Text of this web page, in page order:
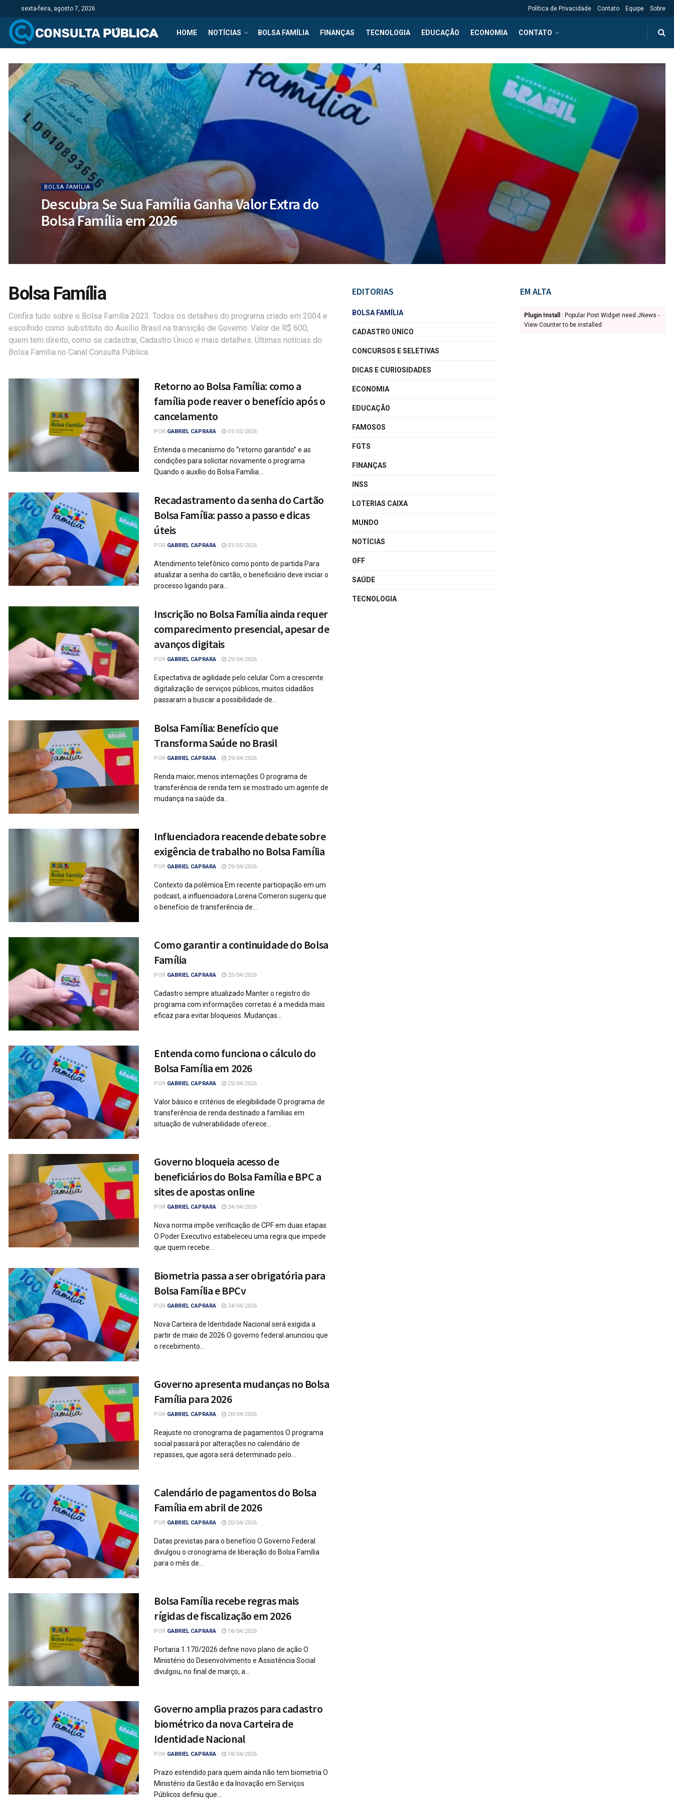
sexta-feira, agosto 7, 2026 Política de Privacidade Contato Equipe Sobre
HOME NOTÍCIAS BOLSA FAMÍLIA FINANÇAS TECNOLOGIA EDUCAÇÃO ECONOMIA CONTATO
BOLSA FAMÍLIA
Descubra Se Sua Família Ganha Valor Extra do
Bolsa Família em 2026
Bolsa Família
Confira tudo sobre o Bolsa Família 2023. Todos os detalhes do programa criado em 2004 e
escolhido como substituto do Auxílio Brasil na transição de Governo. Valor de R$ 600,
quem tem direito, como se cadastrar, Cadastro Único e mais detalhes. Últimas notícias do
Bolsa Família no Canal Consulta Pública.
Retorno ao Bolsa Família: como a
família pode reaver o benefício após o
cancelamento
POR GABRIEL CAPRARA 01/05/2026
Entenda o mecanismo do “retorno garantido” e as
condições para solicitar novamente o programa
Quando o auxílio do Bolsa Família...
Recadastramento da senha do Cartão
Bolsa Família: passo a passo e dicas
úteis
POR GABRIEL CAPRARA 01/05/2026
Atendimento telefônico como ponto de partida Para
atualizar a senha do cartão, o beneficiário deve iniciar o
processo ligando para...
Inscrição no Bolsa Família ainda requer
comparecimento presencial, apesar de
avanços digitais
POR GABRIEL CAPRARA 29/04/2026
Expectativa de agilidade pelo celular Com a crescente
digitalização de serviços públicos, muitos cidadãos
passaram a buscar a possibilidade de...
Bolsa Família: Benefício que
Transforma Saúde no Brasil
POR GABRIEL CAPRARA 29/04/2026
Renda maior, menos internações O programa de
transferência de renda tem se mostrado um agente de
mudança na saúde da...
Influenciadora reacende debate sobre
exigência de trabalho no Bolsa Família
POR GABRIEL CAPRARA 29/04/2026
Contexto da polêmica Em recente participação em um
podcast, a influenciadora Lorena Comeron sugeriu que
o benefício de transferência de...
Como garantir a continuidade do Bolsa
Família
POR GABRIEL CAPRARA 25/04/2026
Cadastro sempre atualizado Manter o registro do
programa com informações corretas é a medida mais
eficaz para evitar bloqueios. Mudanças...
Entenda como funciona o cálculo do
Bolsa Família em 2026
POR GABRIEL CAPRARA 25/04/2026
Valor básico e critérios de elegibilidade O programa de
transferência de renda destinado a famílias em
situação de vulnerabilidade oferece...
Governo bloqueia acesso de
beneficiários do Bolsa Família e BPC a
sites de apostas online
POR GABRIEL CAPRARA 24/04/2026
Nova norma impõe verificação de CPF em duas etapas
O Poder Executivo estabeleceu uma regra que impede
que quem recebe...
Biometria passa a ser obrigatória para
Bolsa Família e BPCv
POR GABRIEL CAPRARA 24/04/2026
Nova Carteira de Identidade Nacional será exigida a
partir de maio de 2026 O governo federal anunciou que
o recebimento...
Governo apresenta mudanças no Bolsa
Família para 2026
POR GABRIEL CAPRARA 20/04/2026
Reajuste no cronograma de pagamentos O programa
social passará por alterações no calendário de
repasses, que agora será determinado pelo...
Calendário de pagamentos do Bolsa
Família em abril de 2026
POR GABRIEL CAPRARA 20/04/2026
Datas previstas para o benefício O Governo Federal
divulgou o cronograma de liberação do Bolsa Família
para o mês de...
Bolsa Família recebe regras mais
rígidas de fiscalização em 2026
POR GABRIEL CAPRARA 18/04/2026
Portaria 1.170/2026 define novo plano de ação O
Ministério do Desenvolvimento e Assistência Social
divulgou, no final de março, a...
Governo amplia prazos para cadastro
biométrico da nova Carteira de
Identidade Nacional
POR GABRIEL CAPRARA 18/04/2026
Prazo estendido para quem ainda não tem biometria O
Ministério da Gestão e da Inovação em Serviços
Públicos definiu que...
EDITORIAS
BOLSA FAMÍLIA
CADASTRO ÚNICO
CONCURSOS E SELETIVAS
DICAS E CURIOSIDADES
ECONOMIA
EDUCAÇÃO
FAMOSOS
FGTS
FINANÇAS
INSS
LOTERIAS CAIXA
MUNDO
NOTÍCIAS
OFF
SAÚDE
TECNOLOGIA
EM ALTA
Plugin Install
: Popular Post Widget need JNews -
View Counter to be installed